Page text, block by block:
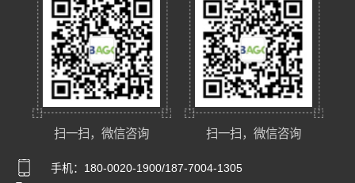
手机：180-0020-1900/187-7004-1305
扫一扫，微信咨询 扫一扫，微信咨询